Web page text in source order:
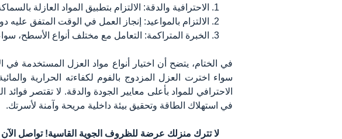
الاحترافية والدقة: الالتزام بتطبيق المواد العازلة
الالتزام بالمواعيد: إنجاز العمل في الوقت المتفق
الخبرة المتراكمة: التعامل مع مختلف أنواع
في الختام، يتضح أن اختيار أنواع مواد العزل المستخدمة
سواء اخترت العزل المزدوج بالفوم لكفاءته الحرارية
الاحترافي للمواد بأعلى معايير الجودة والدقة. لا تقتصر
في استهلاك الطاقة وتحقيق بيئة داخلية مريحة وآمنة لأسرتك.
لا تترك منزلك عرضة للظروف الجوية القاسية! تواصل